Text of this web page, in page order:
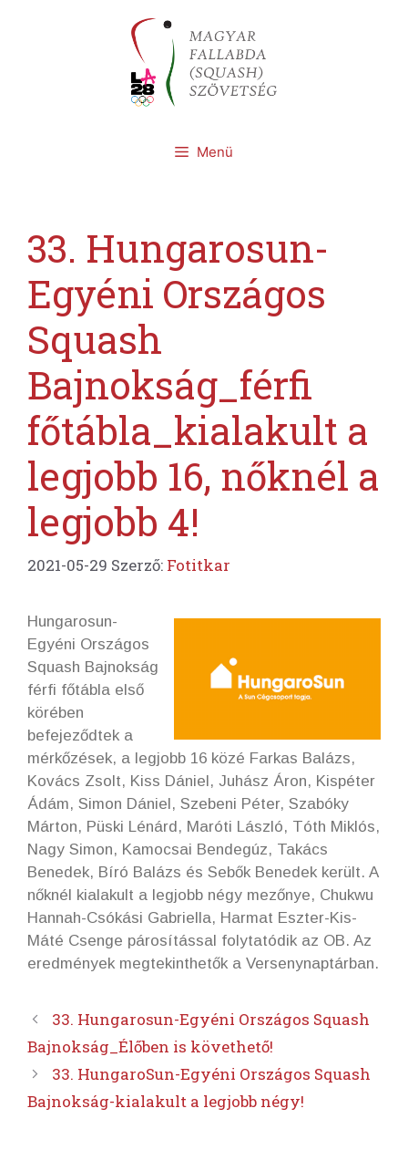
Menü
33. Hungarosun-
Egyéni Országos
Squash
Bajnokság_férfi
főtábla_kialakult a
legjobb 16, nőknél a
legjobb 4!
2021-05-29 Szerző: Fotitkar
Hungarosun-
Egyéni Országos
Squash Bajnokság
férfi főtábla első
körében
befejeződtek a
mérkőzések, a legjobb 16 közé Farkas Balázs,
Kovács Zsolt, Kiss Dániel, Juhász Áron, Kispéter
Ádám, Simon Dániel, Szebeni Péter, Szabóky
Márton, Püski Lénárd, Maróti László, Tóth Miklós,
Nagy Simon, Kamocsai Bendegúz, Takács
Benedek, Bíró Balázs és Sebők Benedek került. A
nőknél kialakult a legjobb négy mezőnye, Chukwu
Hannah-Csókási Gabriella, Harmat Eszter-Kis-
Máté Csenge párosítással folytatódik az OB. Az
eredmények megtekinthetők a Versenynaptárban.
33. Hungarosun-Egyéni Országos Squash
Bajnokság_Élőben is követhető!
33. HungaroSun-Egyéni Országos Squash
Bajnokság-kialakult a legjobb négy!